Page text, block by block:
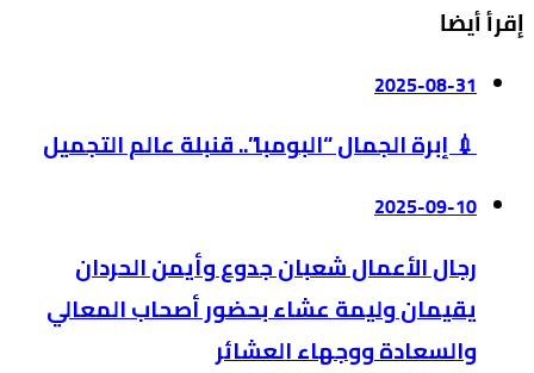
إقرأ أيضا
2025-08-31
💉 إبرة الجمال “البومبا”.. قنبلة عالم التجميل
2025-09-10
رجال الأعمال شعبان جدوع وأيمن الحردان
يقيمان وليمة عشاء بحضور أصحاب المعالي
والسعادة ووجهاء العشائر